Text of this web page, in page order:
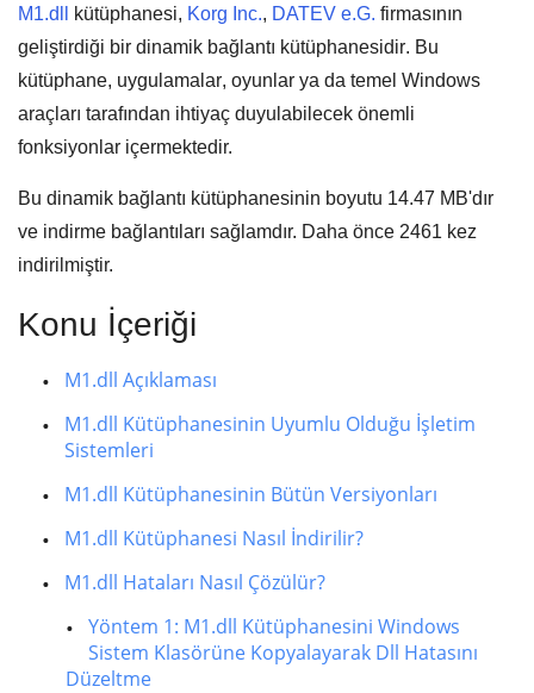
M1.dll kütüphanesi, Korg Inc., DATEV e.G. firmasının
geliştirdiği bir dinamik bağlantı kütüphanesidir. Bu
kütüphane, uygulamalar, oyunlar ya da temel Windows
araçları tarafından ihtiyaç duyulabilecek önemli
fonksiyonlar içermektedir.
Bu dinamik bağlantı kütüphanesinin boyutu 14.47 MB'dır
ve indirme bağlantıları sağlamdır. Daha önce 2461 kez
indirilmiştir.
Konu İçeriği
M1.dll Açıklaması
M1.dll Kütüphanesinin Uyumlu Olduğu İşletim
Sistemleri
M1.dll Kütüphanesinin Bütün Versiyonları
M1.dll Kütüphanesi Nasıl İndirilir?
M1.dll Hataları Nasıl Çözülür?
Yöntem 1: M1.dll Kütüphanesini Windows
Sistem Klasörüne Kopyalayarak Dll Hatasını
Düzeltme